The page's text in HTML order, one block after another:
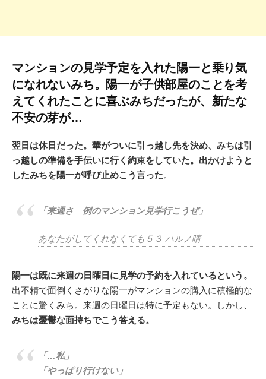
マンションの見学予定を入れた陽一と乗り気
になれないみち。陽一が子供部屋のことを考
えてくれたことに喜ぶみちだったが、新たな
不安の芽が…
翌日は休日だった。華がついに引っ越し先を決め、みちは引
っ越しの準備を手伝いに行く約束をしていた。出かけようと
したみちを陽一が呼び止めこう言った。
「来週さ 例のマンション見学行こうぜ」
あなたがしてくれなくても５３ ハルノ晴
陽一は既に来週の日曜日に見学の予約を入れているという。
出不精で面倒くさがりな陽一がマンションの購入に積極的な
ことに驚くみち。来週の日曜日は特に予定もない。しかし、
みちは憂鬱な面持ちでこう答える。
「…私」
「やっぱり行けない」